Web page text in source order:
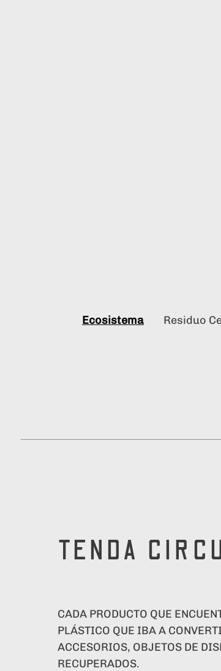
Ecosistema Residuo
TENDA
CADA PRODUCTO QUE
PLÁSTICO QUE IBA A
ACCESORIOS, OBJETOS DE
RECUPERADOS.